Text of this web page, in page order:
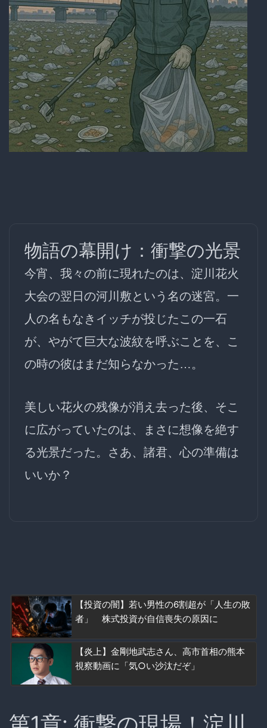
物語の幕開け：衝撃の光景
今宵、我々の前に現れたのは、淀川花火
大会の翌日の河川敷という名の迷宮。一
人の名もなき イッチが投じたこの一石
が、やがて巨大な波紋を呼ぶことを、こ
の時の彼はまだ知らなかった…。
美しい花火の残像が消え去った後、そこ
に広がっていたのは、まさに想像を絶す
る光景だった。さあ、諸君、心の準備は
いいか？
【投資の闇】若い男性の6割超が「人生の敗
者」 株式投資が自信喪失の原因に
【炎上】金剛地武志さん、高市首相の熊本
視察動画に「気○い沙汰だぞ」